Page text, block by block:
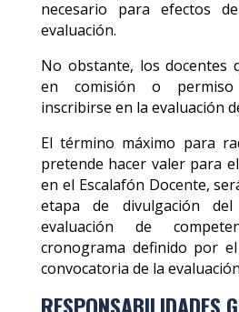
necesario para efectos
evaluación.
No obstante, los docentes
en comisión o permiso
inscribirse en la evaluación
El término máximo para
pretende hacer valer para
en el Escalafón Docente,
etapa de divulgación
evaluación de
cronograma definido por
convocatoria de la